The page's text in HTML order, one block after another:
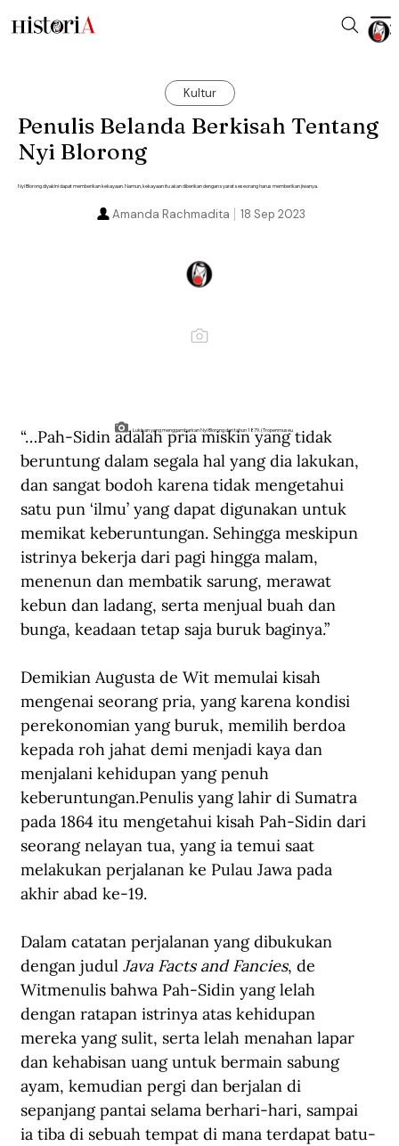
Kultur
Penulis Belanda Berkisah Tentang
Nyi Blorong
Nyi Blorong diyakini dapat memberikan kekayaan. Namun, kekayaan itu akan diberikan dengan syarat seseorang harus memberikan jiwanya.
18 Sep 2023
Amanda Rachmadita
Lukisan yang menggambarkan Nyi Blorong dari tahun 1879. (Tropenmuseu
“…Pah-Sidin adalah pria miskin yang tidak
beruntung dalam segala hal yang dia lakukan,
dan sangat bodoh karena tidak mengetahui
satu pun ‘ilmu’ yang dapat digunakan untuk
memikat keberuntungan. Sehingga meskipun
istrinya bekerja dari pagi hingga malam,
menenun dan membatik sarung, merawat
kebun dan ladang, serta menjual buah dan
bunga, keadaan tetap saja buruk baginya.”
Demikian Augusta de Wit memulai kisah
mengenai seorang pria, yang karena kondisi
perekonomian yang buruk, memilih berdoa
kepada roh jahat demi menjadi kaya dan
menjalani kehidupan yang penuh
keberuntungan.Penulis yang lahir di Sumatra
pada 1864 itu mengetahui kisah Pah-Sidin dari
seorang nelayan tua, yang ia temui saat
melakukan perjalanan ke Pulau Jawa pada
akhir abad ke-19.
Dalam catatan perjalanan yang dibukukan
dengan judul Java Facts and Fancies, de
Witmenulis bahwa Pah-Sidin yang lelah
dengan ratapan istrinya atas kehidupan
mereka yang sulit, serta lelah menahan lapar
dan kehabisan uang untuk bermain sabung
ayam, kemudian pergi dan berjalan di
sepanjang pantai selama berhari-hari, sampai
ia tiba di sebuah tempat di mana terdapat batu-